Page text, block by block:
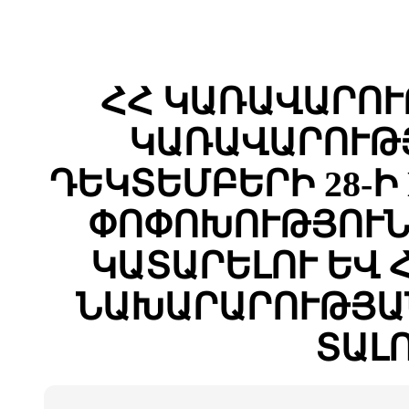
ՀՀ
ԴԵԿՏԵՄԲԵՐԻ 28-Ի
ԿԱՏԱՐԵԼՈՒ ԵՎ